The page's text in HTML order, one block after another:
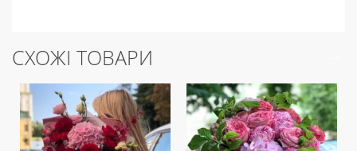
СХОЖІ ТОВАРИ